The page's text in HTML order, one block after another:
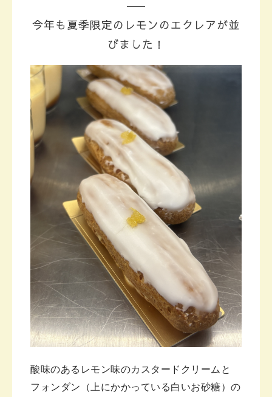
今年も夏季限定のレモンのエクレアが並
びました！
酸味のあるレモン味のカスタードクリームと
フォンダン （上にかかっている白いお砂糖） の